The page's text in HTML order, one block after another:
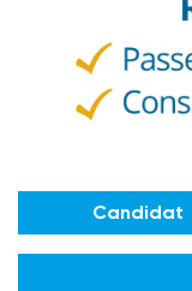
Candidat